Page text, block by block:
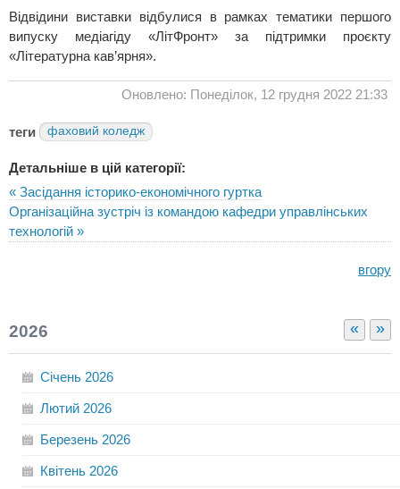
Відвідини виставки відбулися в рамках тематики першого
випуску медіагіду «ЛітФронт» за підтримки проєкту
«Літературна кав’ярня».
Оновлено: Понеділок, 12 грудня 2022 21:33
теги фаховий коледж
Детальніше в цій категорії:
« Засідання історико-економічного гуртка
Організаційна зустріч із командою кафедри управлінських
технологій »
вгору
« »
2026
Січень 2026
Лютий 2026
Березень 2026
Квітень 2026